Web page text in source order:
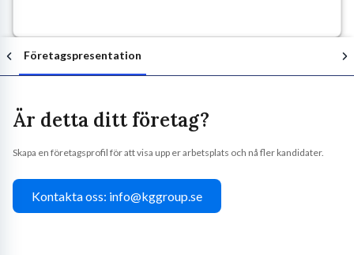
Företagspresentation
Är detta ditt företag?
Skapa en företagsprofil för att visa upp er arbetsplats och nå fler kandidater.
Kontakta oss: info@kggroup.se